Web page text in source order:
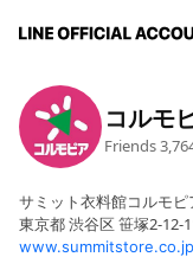
コルモ
Friends
サミット衣料館コルモピ
東京都 渋谷区 笹塚2-12-